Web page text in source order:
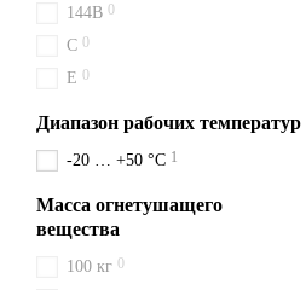
144B 0
C 0
E 0
Диапазон рабочих температур
-20 … +50 °C 1
Масса огнетушащего
вещества
100 кг 0